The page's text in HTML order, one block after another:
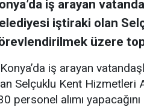
iş arayan
iştiraki olan
üzere
Konya’da iş arayan
Selçuklu Kent Hizmetleri
personel alımı